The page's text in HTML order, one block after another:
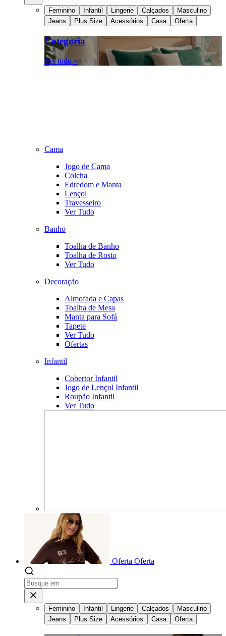
Feminino Infantil Lingerie Calçados
Masculino
Jeans
Plus Size Acessórios Casa Oferta
Categoria
Ver tudo >
Cama
Jogo de Cama
Colcha
Edredom e Manta
Lençol
Travesseiro
Ver Tudo
Banho
Toalha de Banho
Toalha de Rosto
Ver Tudo
Decoração
Almofada e Capas
Toalha de Mesa
Manta para Sofá
Tapete
Ver Tudo
Ofertas
Infantil
Cobertor Infantil
Jogo de Lençol Infantil
Roupão Infantil
Ver Tudo
Oferta Oferta
Feminino Infantil Lingerie Calçados
Masculino
Jeans
Plus Size Acessórios Casa Oferta